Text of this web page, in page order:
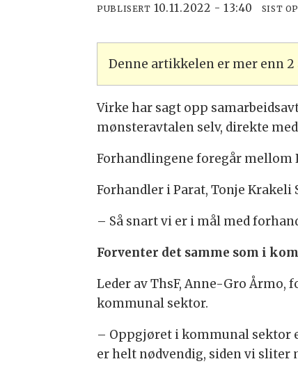
PUBLISERT 10.11.2022 - 13:40 SIST
Denne artikkelen er mer enn
Virke har sagt opp
mønsteravtalen selv, direkte
Forhandlingene foregår mellom
Forhandler i Parat, Tonje
– Så snart vi er i mål med
Forventer det samme som i
Leder av ThsF, Anne-Gro
kommunal sektor.
– Oppgjøret i kommunal sektor
er helt nødvendig, siden vi sliter